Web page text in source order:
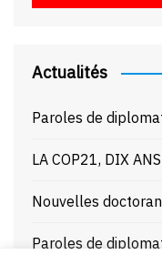
Actualités
Paroles de
LA COP21, DIX
Nouvelles
Paroles de